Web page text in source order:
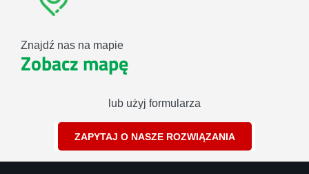
Znajdź nas na mapie
Zobacz mapę
lub użyj formularza
ZAPYTAJ O NASZE ROZWIĄZANIA